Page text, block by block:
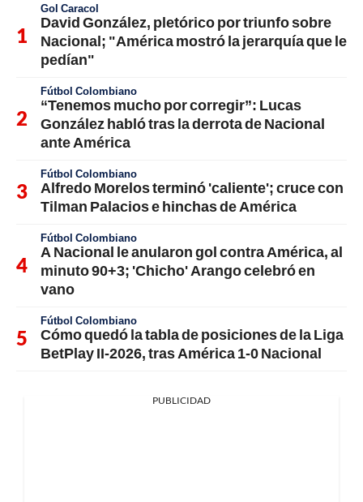
Gol Caracol
David González, pletórico por triunfo sobre
Nacional; "América mostró la jerarquía que le
pedían"
Fútbol Colombiano
“Tenemos mucho por corregir”: Lucas
González habló tras la derrota de Nacional
ante América
Fútbol Colombiano
Alfredo Morelos terminó 'caliente'; cruce con
Tilman Palacios e hinchas de América
Fútbol Colombiano
A Nacional le anularon gol contra América, al
minuto 90+3; 'Chicho' Arango celebró en
vano
Fútbol Colombiano
Cómo quedó la tabla de posiciones de la Liga
BetPlay II-2026, tras América 1-0 Nacional
PUBLICIDAD